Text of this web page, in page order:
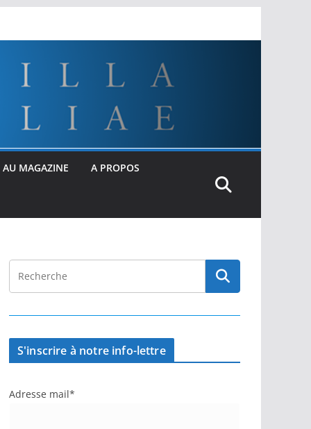
AU MAGAZINE A PROPOS
S'inscrire à notre info-lettre
Adresse mail*